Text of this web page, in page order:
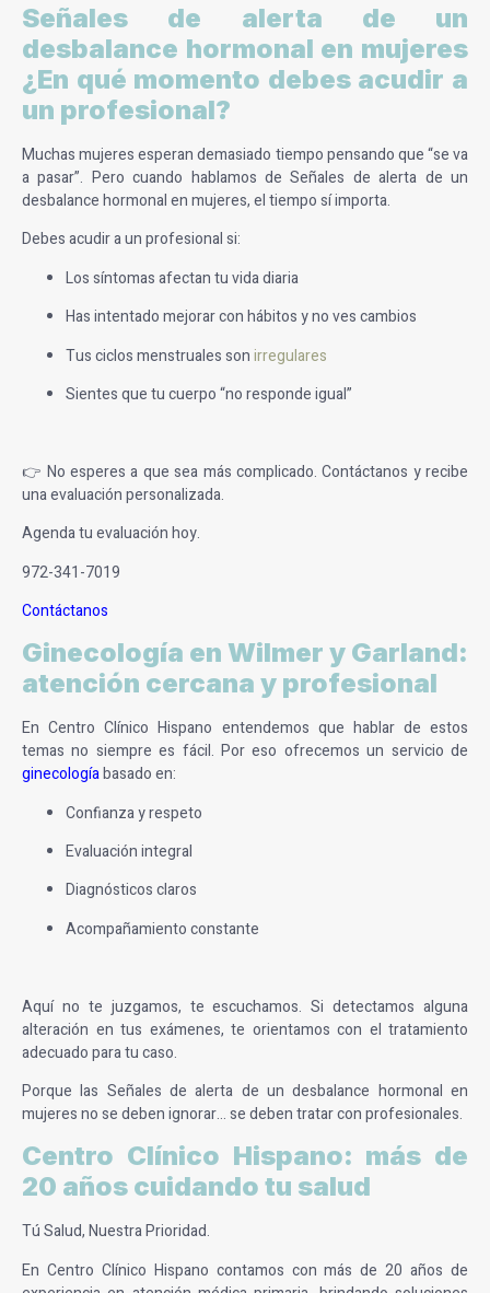
Señales de alerta de un
desbalance hormonal en mujeres
¿En qué momento debes acudir a
un profesional?
Muchas mujeres esperan demasiado tiempo pensando que “se va
a pasar”. Pero cuando hablamos deSeñales de alerta de un
desbalance hormonal en mujeres, el tiempo sí importa.
Debes acudir a un profesional si:
Los síntomas afectan tu vida diaria
Has intentado mejorar con hábitos y no ves cambios
Tus ciclos menstruales sonirregulares
Sientes que tu cuerpo “no responde igual”
👉 No esperes a que sea más complicado. Contáctanos y recibe
una evaluación personalizada.
Agenda tu evaluación hoy.
972-341-7019
Contáctanos
Ginecología en Wilmer y Garland:
atención cercana y profesional
En Centro Clínico Hispano entendemos que hablar de estos
temas no siempre es fácil. Por eso ofrecemos un servicio de
ginecologíabasado en:
Confianza y respeto
Evaluación integral
Diagnósticos claros
Acompañamiento constante
Aquí no te juzgamos, te escuchamos. Si detectamos alguna
alteración en tus exámenes, te orientamos con el tratamiento
adecuado para tu caso.
Porque las Señales de alerta de un desbalance hormonal en
mujeresno se deben ignorar… se deben tratar con profesionales.
Centro Clínico Hispano: más de
20 años cuidando tu salud
Tú Salud, Nuestra Prioridad.
En Centro Clínico Hispano contamos con más de 20 años de